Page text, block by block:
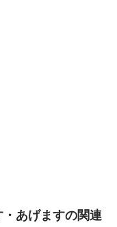
あげますの関連